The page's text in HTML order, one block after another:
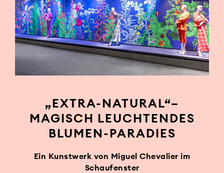
„EXTRA-NATURAL“–
MAGISCH LEUCHTENDES
BLUMEN-PARADIES
Ein Kunstwerk von Miguel Chevalier im
Schaufenster